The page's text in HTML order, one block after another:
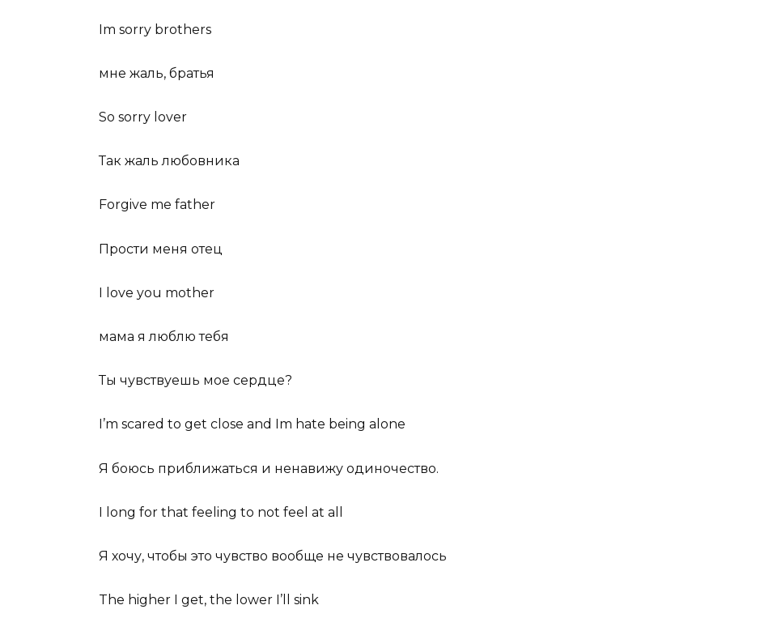
Im sorry brothers
мне жаль, братья
So sorry lover
Так жаль любовника
Forgive me father
Прости меня отец
I love you mother
мама я люблю тебя
Ты чувствуешь мое сердце?
I’m scared to get close and Im hate being alone
Я боюсь приближаться и ненавижу одиночество.
I long for that feeling to not feel at all
Я хочу, чтобы это чувство вообще не чувствовалось
The higher I get, the lower I’ll sink